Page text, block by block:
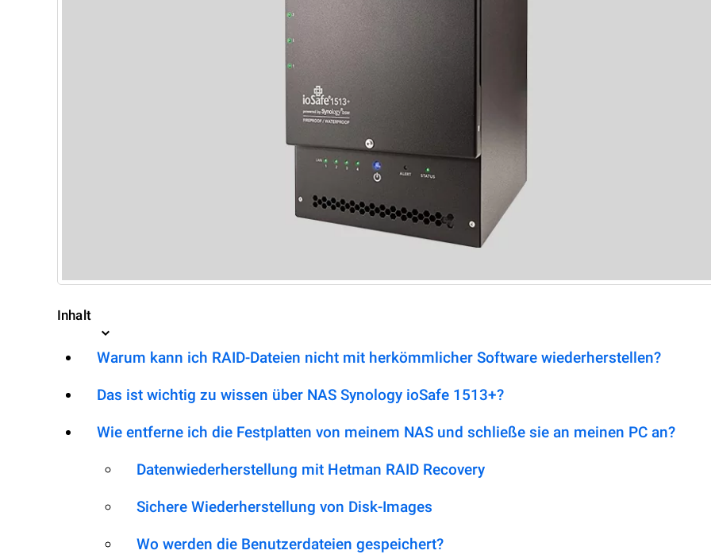
Inhalt
Warum kann ich RAID-Dateien nicht mit herkömmlicher Software wiederherstellen?
Das ist wichtig zu wissen über NAS Synology ioSafe 1513+?
Wie entferne ich die Festplatten von meinem NAS und schließe sie an meinen PC an?
Datenwiederherstellung mit Hetman RAID Recovery
Sichere Wiederherstellung von Disk-Images
Wo werden die Benutzerdateien gespeichert?